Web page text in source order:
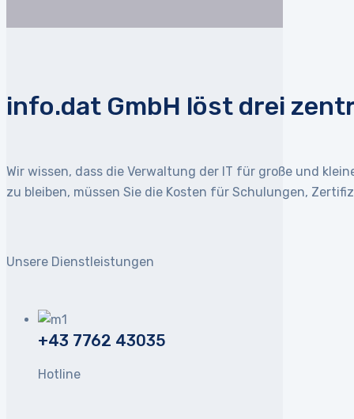
info.dat GmbH löst drei
Wir wissen, dass die Verwaltung der IT für große und
zu bleiben, müssen Sie die Kosten für Schulungen,
Unsere Dienstleistungen
+43 7762 43035
Hotline